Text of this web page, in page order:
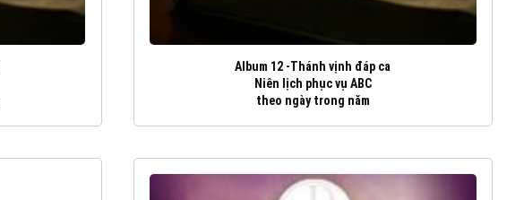
Album 12 -Thánh vịnh đáp ca
Niên lịch phục vụ ABC
theo ngày trong năm